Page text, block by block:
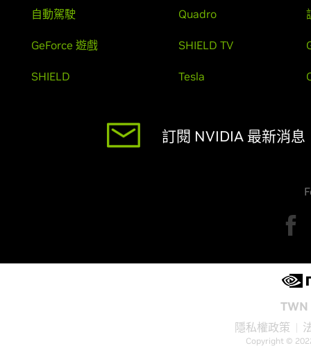
自動駕駛
GeForce 遊戲
SHIELD
Quadro
SHIELD TV
Tesla
訂閱 NVIDIA 最新消息
隱私權政策
Copyright ©